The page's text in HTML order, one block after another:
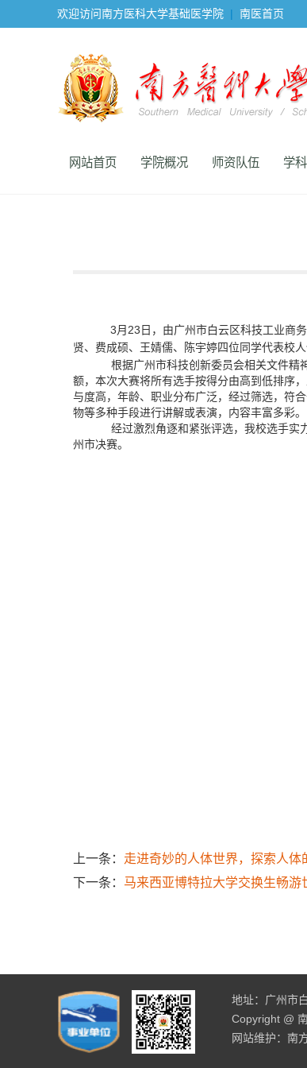
欢迎访问南方医科大学基础医学院 | 南医首页
网站首页 学院概况 师资队伍 学
3月23日，由广州市白云区科技工业商
贤、费成硕、王婧儒、陈宇婷四位同学代表校
根据广州市科技创新委员会相关文件精
额，本次大赛将所有选手按得分由高到低排序
与度高，年龄、职业分布广泛，经过筛选，符
物等多种手段进行讲解或表演，内容丰富多彩。
经过激烈角逐和紧张评选，我校选手实
州市决赛。
上一条： 走进奇妙的人体世界，探索人体
下一条： 马来西亚博特拉大学交换生畅游
地址：广州市
Copyright @
网站维护：南